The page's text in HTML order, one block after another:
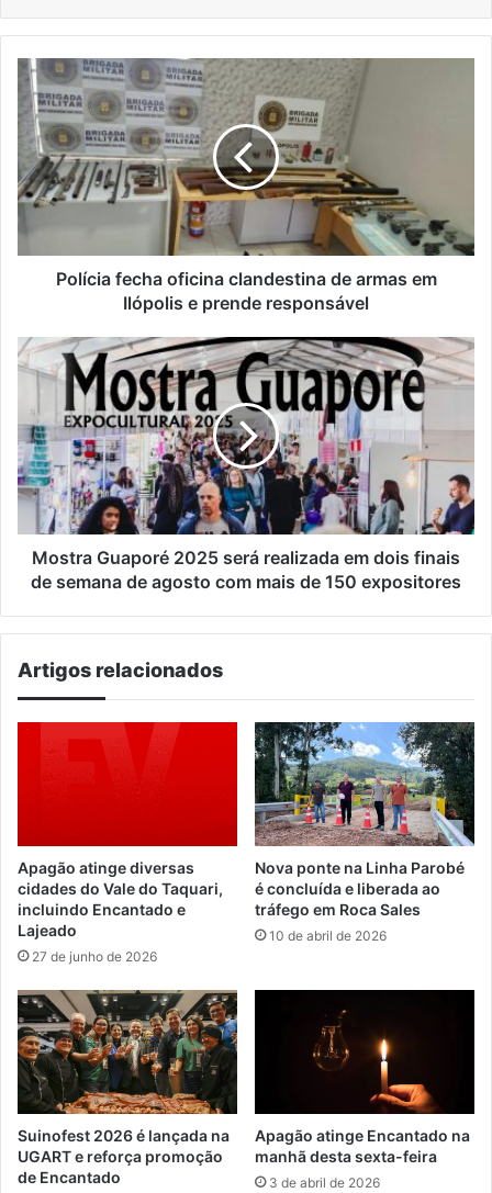
Polícia
fecha
oficina
clandestina
de
armas
em
e
prendePolícia fecha oficina clandestina de armas em
Ilópolis e prende responsável
Mostra
Guaporé
será
realizada
em
dois
finais
de
semana
de
de
150
Mostra Guaporé 2025 será realizada em dois finais
de semana de agosto com mais de 150 expositores
Artigos relacionados
Apagão atinge diversas
cidades do Vale do Taquari,
incluindo Encantado e
Lajeado
27 de junho de 2026
Nova ponte na Linha Parobé
é concluída e liberada ao
tráfego em Roca Sales
10 de abril de 2026
Suinofest 2026 é lançada na
UGART e reforça promoção
de Encantado
Apagão atinge Encantado na
manhã desta sexta-feira
3 de abril de 2026